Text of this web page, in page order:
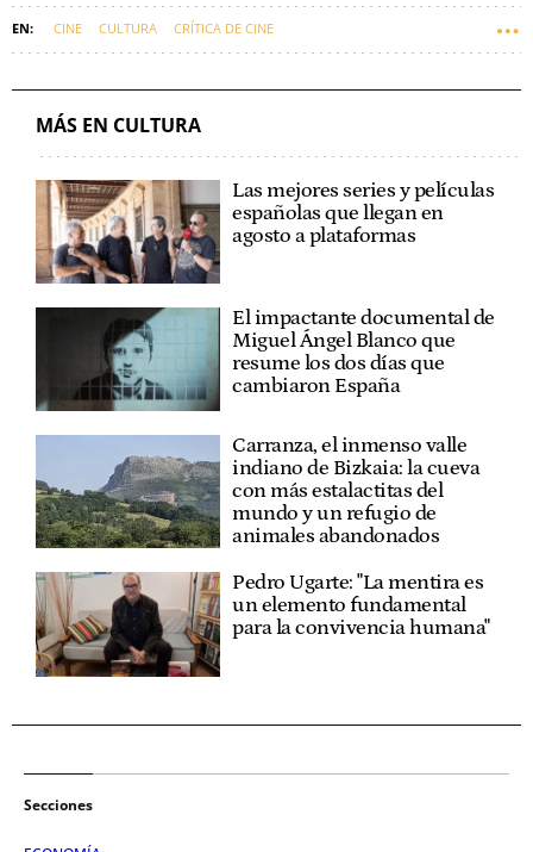
CINE CULTURA CRÍTICA DE CINE
MÁS EN CULTURA
Las mejores series y películas
españolas que llegan en
agosto a plataformas
El impactante documental de
Miguel Ángel Blanco que
resume los dos días que
cambiaron España
Carranza, el inmenso valle
indiano de Bizkaia: la cueva
con más estalactitas del
mundo y un refugio de
animales abandonados
Pedro Ugarte: "La mentira es
un elemento fundamental
para la convivencia humana"
Secciones